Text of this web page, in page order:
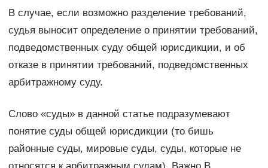
В случае, если возможно разделение требований,
судья выносит определение о принятии требований,
подведомственных суду общей юрисдикции, и об
отказе в принятии требований, подведомственных
арбитражному суду.
Слово «суды» в данной статье подразумевают
понятие суды общей юрисдикции (то бишь
районные суды, мировые суды, суды, которые не